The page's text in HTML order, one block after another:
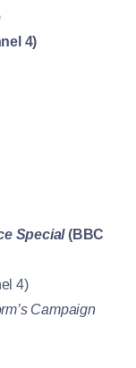
4)
Special(BBC
4)
Campaign